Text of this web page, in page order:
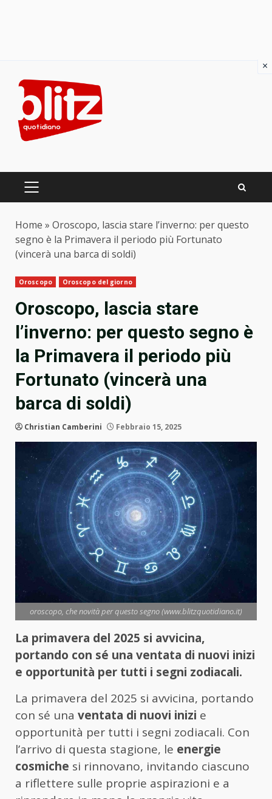
content
PRIMARY
Home » Oroscopo, lascia stare l’inverno: per questo
segno è la Primavera il periodo più Fortunato
(vincerà una barca di soldi)
Oroscopo Oroscopo del giorno
Oroscopo, lascia stare
l’inverno: per questo segno è
la Primavera il periodo più
Fortunato (vincerà una
barca di soldi)
Christian Camberini Febbraio 15, 2025
oroscopo, che novità per questo segno (www.blitzquotidiano.it)
La primavera del 2025 si avvicina,
portando con sé una ventata di nuovi inizi
e opportunità per tutti i segni zodiacali.
La primavera del 2025 si avvicina, portando
con sé una ventata di nuovi inizi e
opportunità per tutti i segni zodiacali. Con
l’arrivo di questa stagione, le energie
cosmiche si rinnovano, invitando ciascuno
a riflettere sulle proprie aspirazioni e a
×